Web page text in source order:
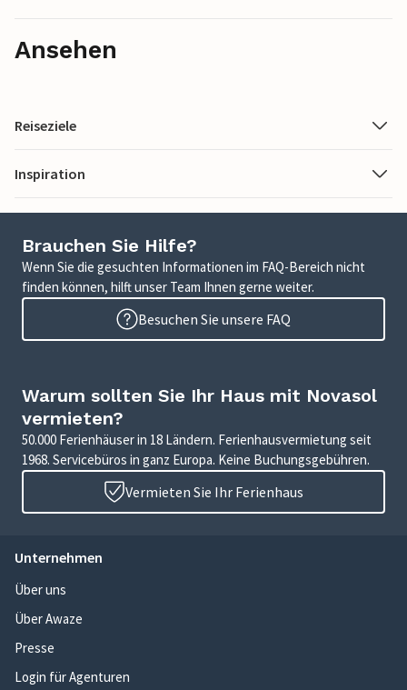
Ansehen
Reiseziele
Inspiration
Brauchen Sie Hilfe?
Wenn Sie die gesuchten Informationen im FAQ-Bereich nicht
finden können, hilft unser Team Ihnen gerne weiter.
Besuchen Sie unsere FAQ
Warum sollten Sie Ihr Haus mit Novasol
vermieten?
50.000 Ferienhäuser in 18 Ländern. Ferienhausvermietung seit
1968. Servicebüros in ganz Europa. Keine Buchungsgebühren.
Vermieten Sie Ihr Ferienhaus
Unternehmen
Über uns
Über Awaze
Presse
Login für Agenturen